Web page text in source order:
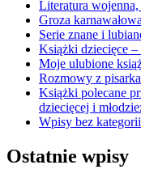
Literatura
Groza
Serie znane i
Książki dziecięce –
Moje ulubione
Rozmowy z
Książki polecane
dziecięcej i
Wpisy bez kategorii
Ostatnie wpisy